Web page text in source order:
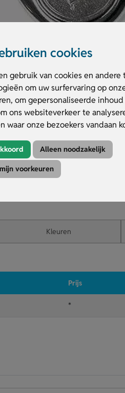
cookies
gebruik van cookies en andere
om uw surfervaring op
om gepersonaliseerde
ons websiteverkeer te
waar onze bezoekers vandaan
Alleen noodzakelijk
voorkeuren
stevig vast met een magneet. Je
bedrukt kan worden met een
drukvlak.
Kleuren
Prijs
*